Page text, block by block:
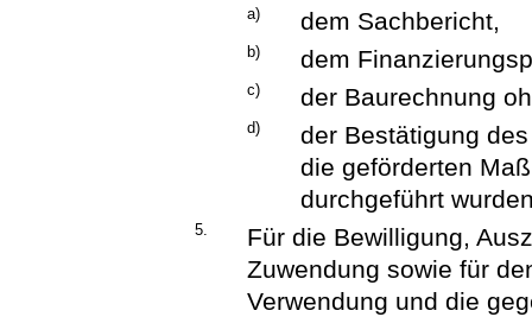
a) dem Sachbericht,
b) dem
c) der Baurechnung
d)
der Bestätigung
die geförderten
durchgeführt
5.
Für die Bewilligung,
Zuwendung sowie für
Verwendung und die